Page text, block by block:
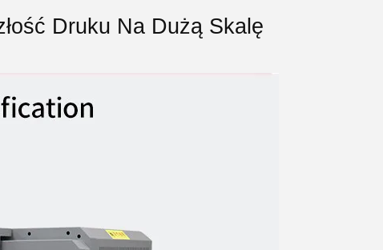
Druku Na Dużą Skalę